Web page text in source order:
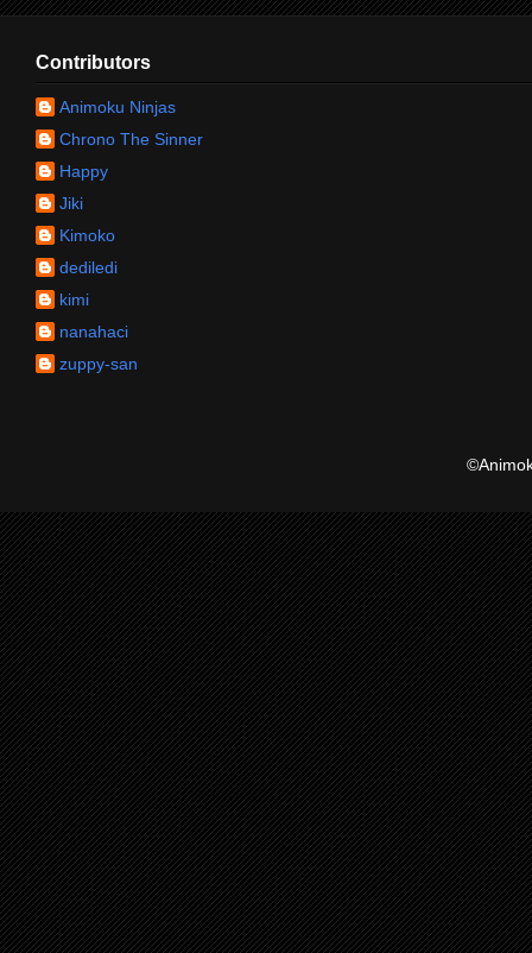
Contributors
Animoku Ninjas
Chrono The Sinner
Happy
Jiki
Kimoko
dediledi
kimi
nanahaci
zuppy-san